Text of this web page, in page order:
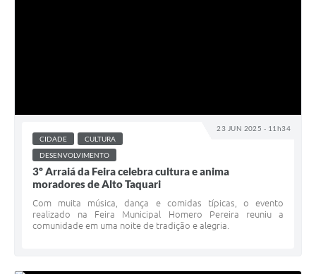
23 JUN 2025 - 11h34
CIDADE
CULTURA
DESENVOLVIMENTO
3º Arraiá da Feira celebra cultura e anima
moradores de Alto Taquari
Com muita música, dança e comidas típicas, o evento
realizado na Feira Municipal Homero Pereira reuniu a
comunidade em uma noite de tradição e alegria.